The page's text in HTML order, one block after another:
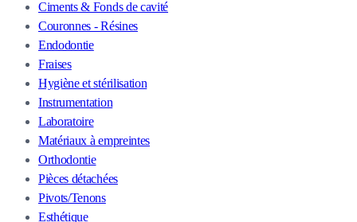
Ciments & Fonds de cavité
Couronnes - Résines
Endodontie
Fraises
Hygiène et stérilisation
Instrumentation
Laboratoire
Matériaux à empreintes
Orthodontie
Pièces détachées
Pivots/Tenons
Esthétique